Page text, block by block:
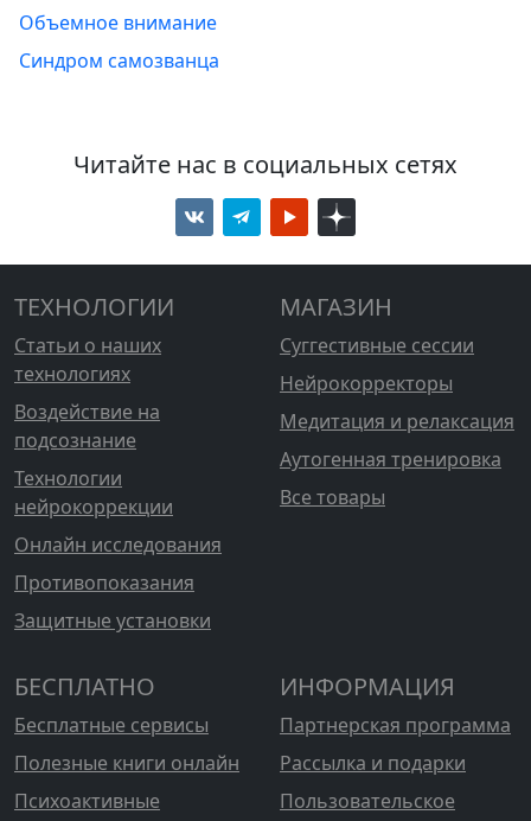
Объемное внимание
Синдром самозванца
Читайте нас в социальных сетях
ТЕХНОЛОГИИ
Статьи о наших
технологиях
Воздействие на
подсознание
Технологии
нейрокоррекции
Онлайн исследования
Противопоказания
Защитные установки
МАГАЗИН
Суггестивные сессии
Нейрокорректоры
Медитация и релаксация
Аутогенная тренировка
Все товары
БЕСПЛАТНО
Бесплатные сервисы
Полезные книги онлайн
Психоактивные
ИНФОРМАЦИЯ
Партнерская программа
Рассылка и подарки
Пользовательское